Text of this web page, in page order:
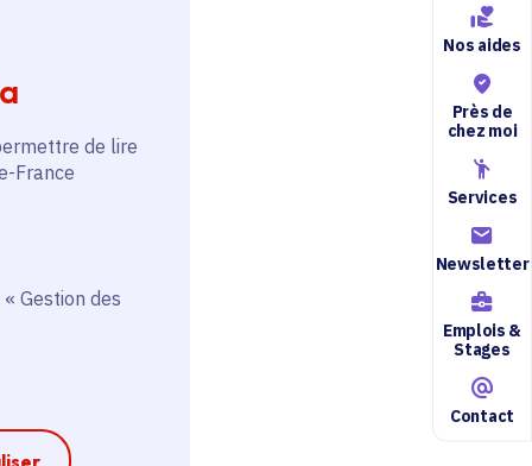
de lire
France
Gestion des
Nos aides
Près de
chez moi
Services
Newsletter
Emplois &
Stages
Contact